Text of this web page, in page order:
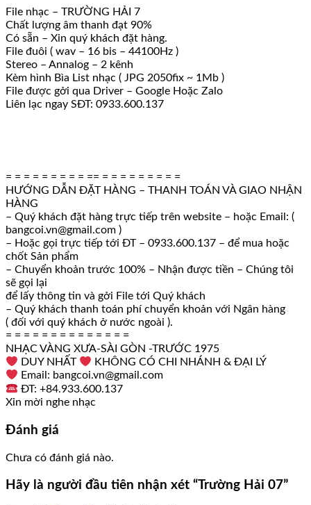
File nhạc – TRƯỜNG HẢI 7
Chất lượng âm thanh đạt 90%
Có sẵn – Xin quý khách đặt hàng.
File đuôi ( wav – 16 bis – 44100Hz )
Stereo – Annalog – 2 kênh
Kèm hình Bìa List nhạc ( JPG 2050fix ~ 1Mb )
File được gởi qua Driver – Google Hoặc Zalo
Liên lạc ngay SĐT: 0933.600.137
= = = = = = = = = == = = = = = = = = =
HƯỚNG DẪN ĐẶT HÀNG – THANH TOÁN VÀ GIAO NHẬN
HÀNG
– Quý khách đặt hàng trực tiếp trên website – hoặc Email: (
bangcoi.vn@gmail.com )
– Hoặc gọi trực tiếp tới ĐT – 0933.600.137 – để mua hoặc
chốt Sản phẩm
– Chuyển khoản trước 100% – Nhận được tiền – Chúng tôi
sẽ gọi lại
để lấy thông tin và gởi File tới Quý khách
– Quý khách thanh toán phí chuyển khoản với Ngân hàng
( đối với quý khách ở nước ngoài ).
= = = = = = = = = = = = = =
NHẠC VÀNG XƯA-SÀI GÒN -TRƯỚC 1975
DUY NHẤT
KHÔNG CÓ CHI NHÁNH & ĐẠI LÝ
Email: bangcoi.vn@gmail.com
ĐT: +84.933.600.137
Xin mời nghe nhạc
Đánh giá
Chưa có đánh giá nào.
Hãy là người đầu tiên nhận xét “Trường Hải 07”